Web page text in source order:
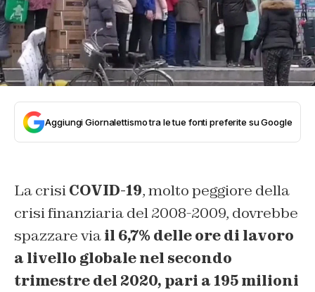
Aggiungi Giornalettismo tra le tue fonti preferite su Google
La crisiCOVID-19, molto peggiore della
crisi finanziaria del 2008-2009, dovrebbe
spazzare viail 6,7% delle ore di lavoro
a livello globale nel secondo
trimestre del 2020, pari a 195 milioni